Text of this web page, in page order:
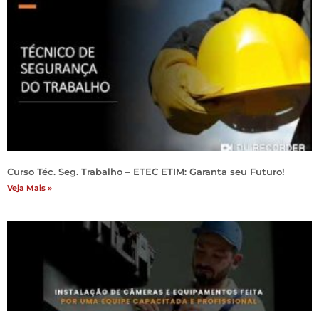
Curso Téc. Seg. Trabalho – ETEC ETIM: Garanta seu Futuro!
Veja Mais »